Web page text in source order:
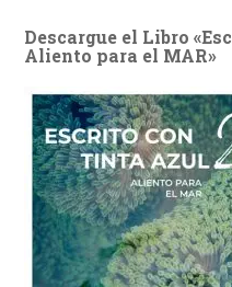
Descargue el Libro
Aliento para el MAR»